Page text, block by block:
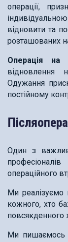
операції,
відновити та
розташованих
Операція на
відновлення
Одужання
постійному
Один з
операційного
Ми реалізуємо
кожного, хто
повсякденного
Ми пишаємось